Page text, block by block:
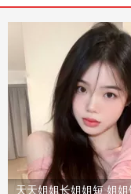
名字最长
行 #暑假
@...
3,233
谁懂青
狐 @80
竟然现场
了！！
大会
6,426